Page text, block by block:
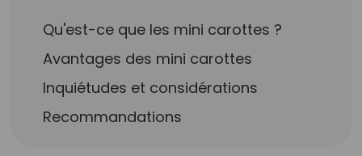
Qu'est-ce que les mini carottes ?
Avantages des mini carottes
Inquiétudes et considérations
Recommandations